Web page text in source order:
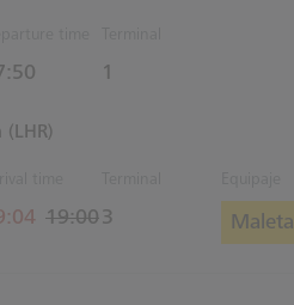
Hora1
HoraHora
19:003